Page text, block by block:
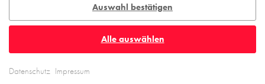
DEUTSCHLAND
Auswahl bestätigen
Alle auswählen
Datenschutz Impressum